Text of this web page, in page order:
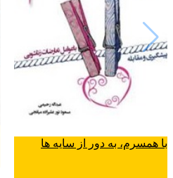
با همسرم، به دور از سایه ها